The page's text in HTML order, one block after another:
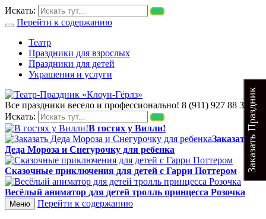
Искать:
Перейти к содержанию
Театр
Праздники для взрослых
Праздники для детей
Украшения и услуги
Театр-Праздник «Клоун-Гёрлз»
Выездные детские спектакли. В гости к Вилли. Заказать
детского аниматора в СПб и Лен обл. Заказать детский
праздник под ключ по тел. 8 (911) 927 88 35. Детские спектакли
для всй семьи. Заказать тамаду на свадьбу или юбилей
Все праздники весело и профессионально! 8 (911) 927 88 35
Искать:
В гостях у Вилли!
Заказать
Деда Мороза и Снегурочку для ребенка
Сказочные приключения для детей с Гарри Поттером
Весёлый аниматор для детей тролль принцесса Розочка
Меню Перейти к содержанию
Заказать Праздник